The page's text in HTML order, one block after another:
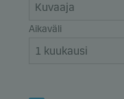
Aikaväli